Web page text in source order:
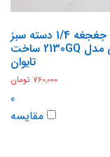
دسته جغجغه 1/4 دسته سبز
هنس مدل 2130GQ ساخت
تایوان
760,000 تومان
0
مقایسه